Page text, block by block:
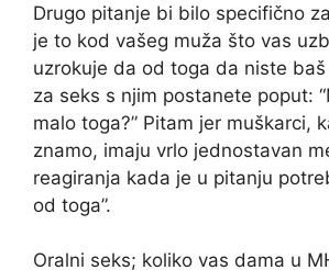
Drugo pitanje bi bilo specifično
je to kod vašeg muža što vas
uzrokuje da od toga da niste
za seks s njim postanete poput:
malo toga?” Pitam jer muškarci,
znamo, imaju vrlo jednostavan
reagiranja kada je u pitanju
od toga”.
Oralni seks; koliko vas dama u